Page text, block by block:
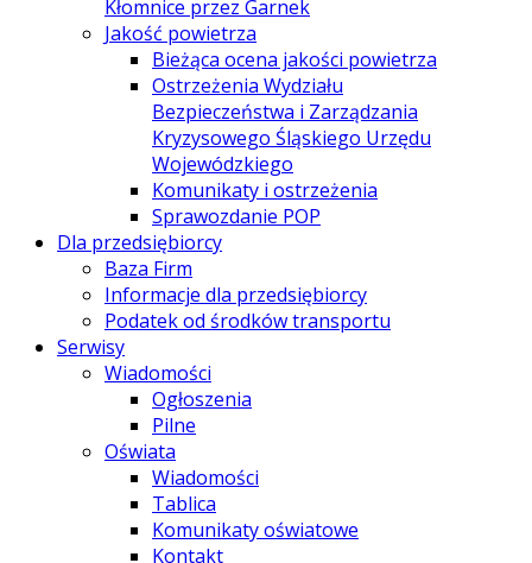
Kłomnice przez Garnek
Jakość powietrza
Bieżąca ocena jakości powietrza
Ostrzeżenia Wydziału
Bezpieczeństwa i Zarządzania
Kryzysowego Śląskiego Urzędu
Wojewódzkiego
Komunikaty i ostrzeżenia
Sprawozdanie POP
Dla przedsiębiorcy
Baza Firm
Informacje dla przedsiębiorcy
Podatek od środków transportu
Serwisy
Wiadomości
Ogłoszenia
Pilne
Oświata
Wiadomości
Tablica
Komunikaty oświatowe
Kontakt